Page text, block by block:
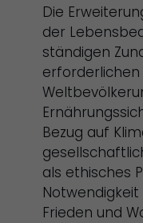
Die
der
ständigen
erforderlichen
Bezug auf
als ethisches
Frieden und